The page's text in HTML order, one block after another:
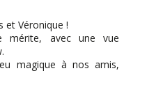
et Véronique !
avec une vue
magique à nos amis,